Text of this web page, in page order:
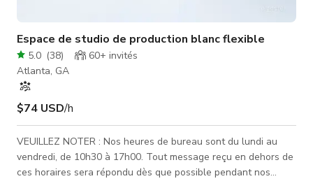
Espace de studio de production blanc flexible
5.0 (38) 60+ invités
Atlanta, GA
$74 USD/h
VEUILLEZ NOTER : Nos heures de bureau sont du lundi au
vendredi, de 10h30 à 17h00. Tout message reçu en dehors de
ces horaires sera répondu dès que possible pendant nos